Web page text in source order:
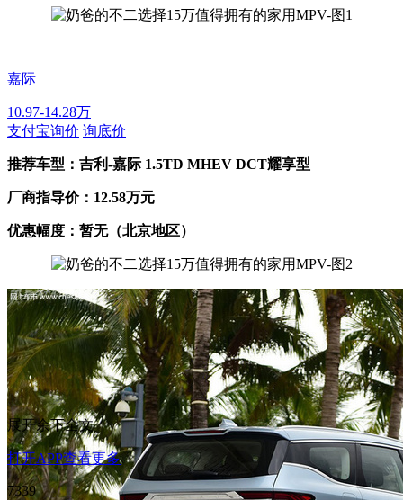
嘉际
10.97-14.28万
支付宝询价 询底价
推荐车型：吉利-嘉际 1.5TD MHEV DCT耀享型
厂商指导价：12.58万元
优惠幅度：暂无（北京地区）
展开余下全文
打开APP查看更多
7339